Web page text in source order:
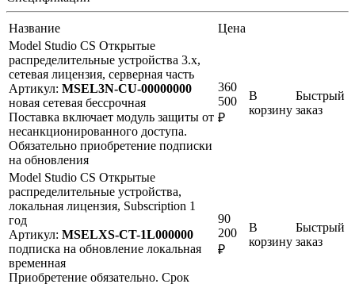
Название
Цена
Model Studio CS Открытые
распределительные устройства 3.x,
сетевая лицензия, серверная часть
Артикул: MSEL3N-CU-00000000
новая сетевая бессрочная
Поставка включает модуль защиты от
несанкционированного доступа.
Обязательно приобретение подписки
на обновления
360
500
₽
В
корзину
Быстрый
заказ
Model Studio CS Открытые
распределительные устройства,
локальная лицензия, Subscription 1
год
Артикул: MSELXS-CT-1L000000
подписка на обновление локальная
временная
Приобретение обязательно. Срок
90
200
₽
В
корзину
Быстрый
заказ